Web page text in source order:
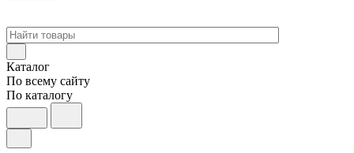
Каталог
По всему сайту
По каталогу